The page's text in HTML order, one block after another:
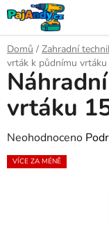
Přejít
na
obsah
Domů / Zahradní
vrták k půdnímu vrtáku
vrtáku
Průměrné
hodnocení
Neohodnoceno
VÍCE ZA MÉNĚ